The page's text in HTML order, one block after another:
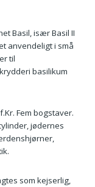
Basil, især Basil II
anvendeligt i små
til
basilikum
Fem bogstaver.
jødernes
som kejserlig,